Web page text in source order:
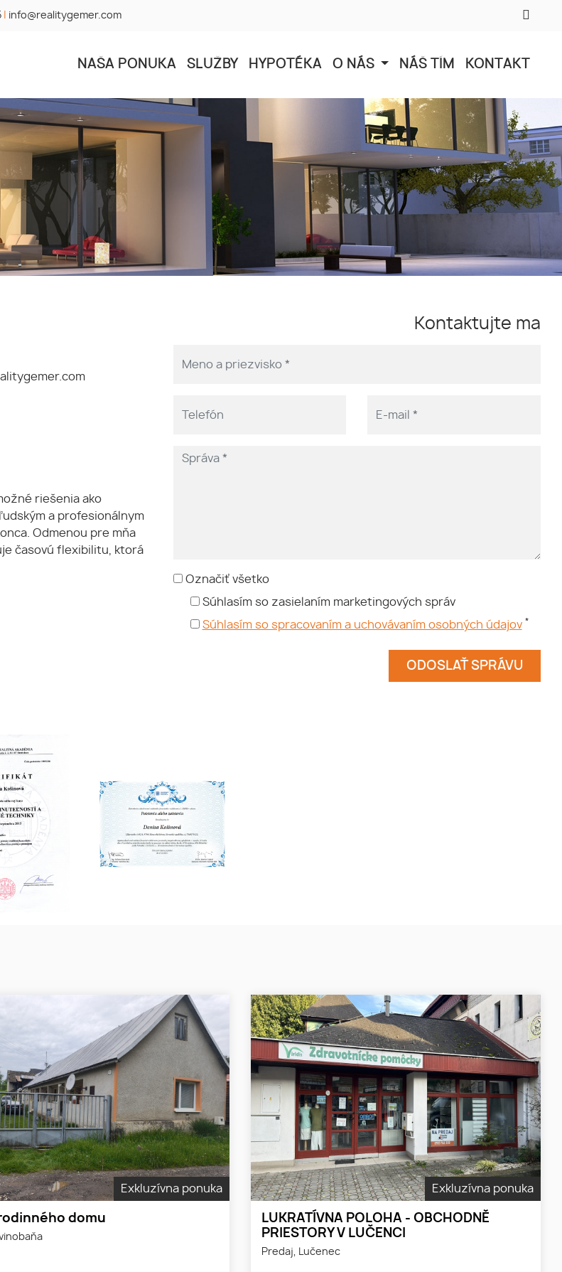
info@realitygemer.com
NAŠA PONUKA SLUŽBY HYPOTÉKA O NÁS NÁŠ TÍM KONTAKT
riešenia ako
a profesionálnym
Odmenou pre mňa
časovú flexibilitu, ktorá
Kontaktujte ma
Označiť všetko
Súhlasím so zasielaním marketingových správ
Súhlasím so spracovaním a uchovávaním osobných údajov *
Exkluzívna ponuka
domu
Exkluzívna ponuka
LUKRATÍVNA POLOHA - OBCHODNĚ
PRIESTORY V LUČENCI
Predaj, Lučenec